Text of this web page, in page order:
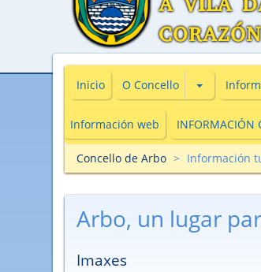
Inicio O Concello
Información web INFORMACIÓN
Concello de Arbo Información
Arbo, un lugar
Imaxes